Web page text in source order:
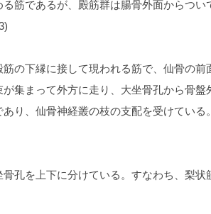
筋であるが、殿筋群は腸骨外面からつ
筋の下縁に接して現われる筋で、仙骨の
集まって外方に走り、大坐骨孔から骨
あり、仙骨神経叢の枝の支配を受けてい
骨孔を上下に分けている。すなわち、梨